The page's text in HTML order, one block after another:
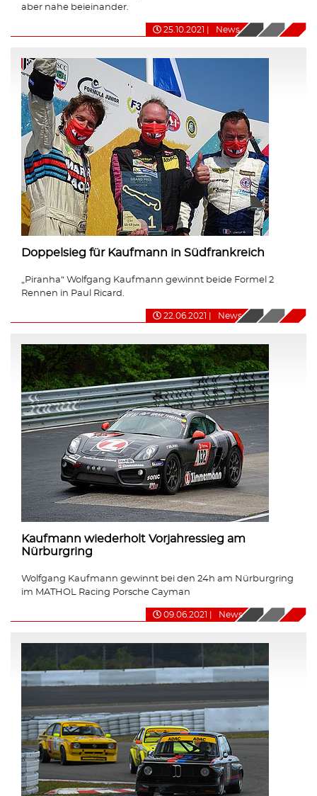
aber nahe beieinander.
25.10.2021 News
Doppelsieg für Kaufmann in Südfrankreich
„Piranha“ Wolfgang Kaufmann gewinnt beide Formel 2
Rennen in Paul Ricard.
22.06.2021 News
Kaufmann wiederholt Vorjahressieg am
Nürburgring
Wolfgang Kaufmann gewinnt bei den 24h am Nürburgring
im MATHOL Racing Porsche Cayman
09.06.2021 News